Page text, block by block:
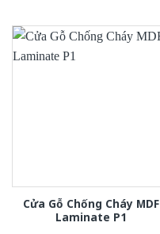
Cửa Gỗ Chống Cháy MDF
Laminate P1